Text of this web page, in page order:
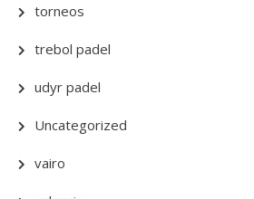
torneos
trebol padel
udyr padel
Uncategorized
vairo